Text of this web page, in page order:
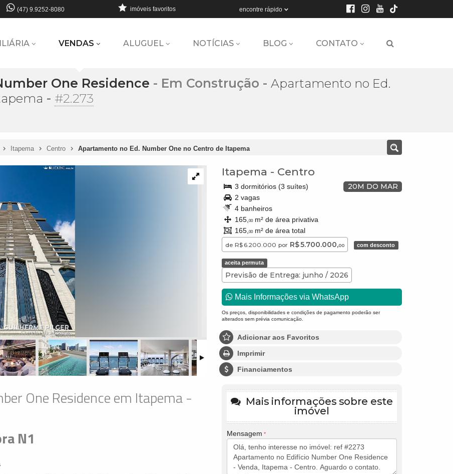
(47) 9.9252-8080 encontre rápido
imóveis favoritos
VENDAS ALUGUEL NOTÍCIAS BLOG CONTATO
One Residence - Em Construção - Apartamento no Ed.
- #2.273
Itapema Centro Apartamento no Ed. Number One no Centro de Itapema
One Residence em Itapema -
N1
Itapema - Centro
20M DO MAR
3 dormitórios (3 suítes)
2 vagas
4 banheiros
165, 00m² de área privativa
165, 00m² de área total
de R$ 6.200.000 por R$ 5.700.000,00 com desconto
aceita permuta
Previsão de Entrega: junho / 2026
Mais Informações via WhatsApp
Os preços, disponibilidades e condições de pagamento poderão ser
alterados sem prévia comunicação.
Adicionar aos Favoritos
Imprimir
Financiamentos
Mais informações sobre este
imóvel
Mensagem